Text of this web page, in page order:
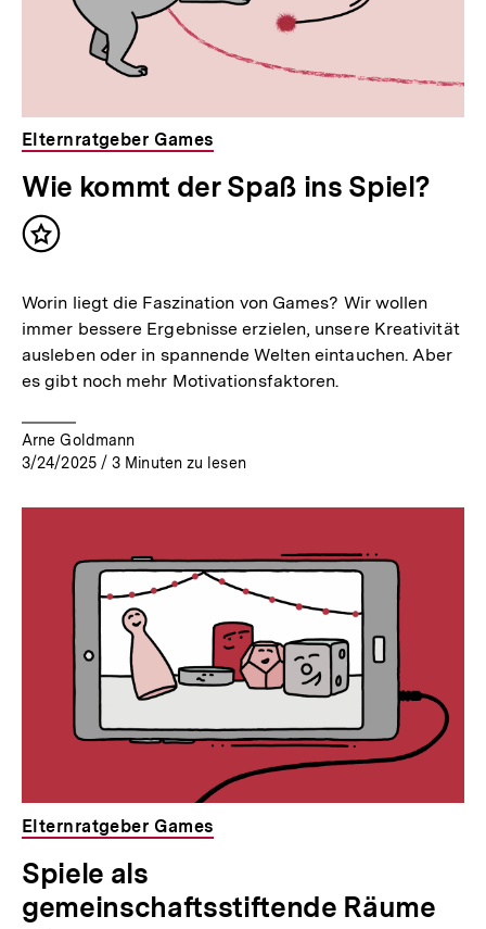
Elternratgeber Games
Wie kommt der Spaß ins Spiel?
Inhalt
Worin liegt die Faszination von Games? Wir wollen
immer bessere Ergebnisse erzielen, unsere Kreativität
ausleben oder in spannende Welten eintauchen. Aber
es gibt noch mehr Motivationsfaktoren.
Arne Goldmann
3/24/2025 / 3 Minuten zu lesen
Elternratgeber Games
Spiele als
gemeinschaftsstiftende Räume